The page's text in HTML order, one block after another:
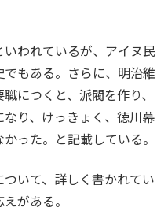
われているが、アイヌ民
もある。さらに、明治維
につくと、派閥を作り、
り、けっきょく、徳川幕
った。と記載している。
いて、詳しく書かれてい
がある。